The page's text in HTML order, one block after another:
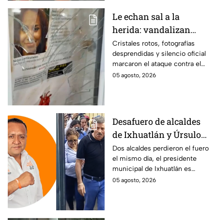
Le echan sal a la
herida: vandalizan
memorial de
desaparecidos en
Veracruz en medio de
crisis
Cristales rotos, fotografías
desprendidas y silencio oficial
marcaron el ataque contra el
memorial de desaparecidos,
05 agosto, 2026
Desafuero de alcaldes
de Ixhuatlán y Úrsulo
Galván: uno de ellos
está implicado en el
asesinato de la
periodista Roxana
Dos alcaldes perdieron el fuero
el mismo día, el presidente
municipal de Ixhuatlán es
investigado por el secuestro y
05 agosto, 2026